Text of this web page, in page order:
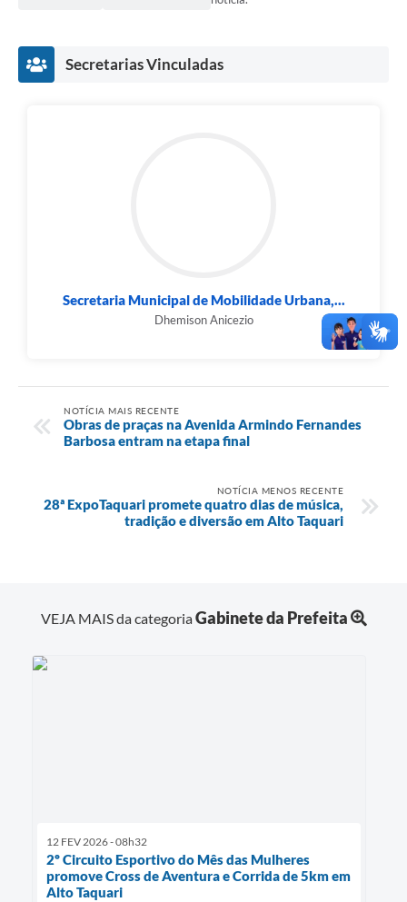
Secretarias Vinculadas
Secretaria Municipal de Mobilidade Urbana,...
Dhemison Anicezio
NOTÍCIA MAIS RECENTE
Obras de praças na Avenida Armindo Fernandes
Barbosa entram na etapa final
NOTÍCIA MENOS RECENTE
28ª ExpoTaquari promete quatro dias de música,
tradição e diversão em Alto Taquari
VEJA MAIS da categoriaGabinete da Prefeita
12 FEV 2026 - 08h32
2º Circuito Esportivo do Mês das Mulheres
promove Cross de Aventura e Corrida de 5km em
Alto Taquari